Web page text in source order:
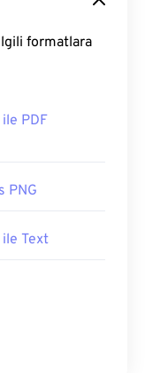
formatlara
PDF
PNG
Text